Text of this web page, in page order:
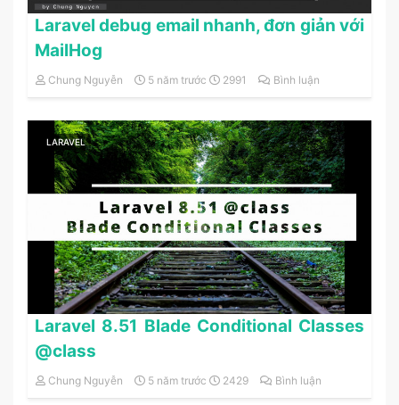
Laravel debug email nhanh, đơn giản với
MailHog
Chung Nguyễn 5 năm trước 2991 Bình luận
LARAVEL
Laravel 8.51 Blade Conditional Classes
@class
Chung Nguyễn 5 năm trước 2429 Bình luận